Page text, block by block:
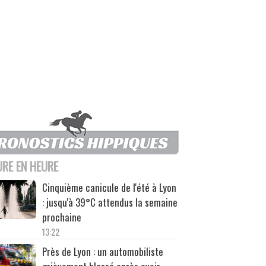
EN HEURE
Cinquième canicule de l'été à Lyon
: jusqu'à 39°C attendus la semaine
prochaine
13:22
Près de Lyon : un automobiliste